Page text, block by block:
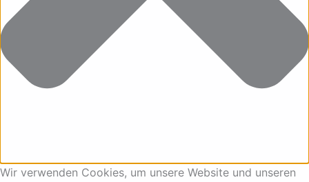
Wir verwenden Cookies, um unsere Website und unseren